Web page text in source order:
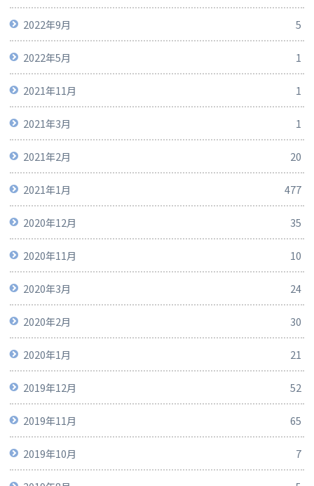
2022年9月 5
2022年5月 1
2021年11月 1
2021年3月 1
2021年2月 20
2021年1月 477
2020年12月 35
2020年11月 10
2020年3月 24
2020年2月 30
2020年1月 21
2019年12月 52
2019年11月 65
2019年10月 7